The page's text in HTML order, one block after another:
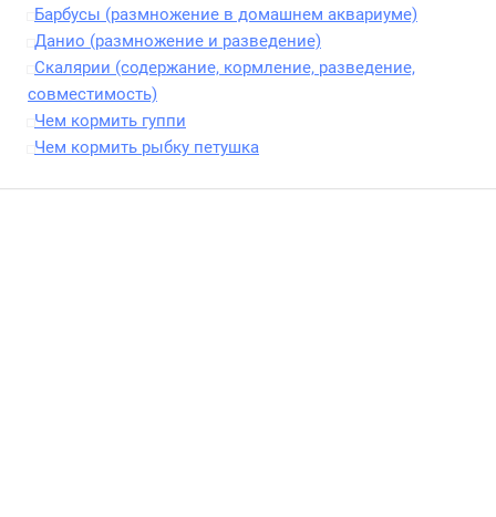
Барбусы (размножение в домашнем аквариуме)
Данио (размножение и разведение)
Скалярии (содержание, кормление, разведение,
совместимость)
Чем кормить гуппи
Чем кормить рыбку петушка